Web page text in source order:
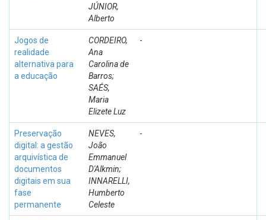
JÚNIOR,
Alberto
Jogos de
realidade
alternativa para
a educação
CORDEIRO,
Ana
Carolina de
Barros;
SAÉS,
Maria
Elizete Luz
-
Preservação
digital: a gestão
arquivística de
documentos
digitais em sua
fase
permanente
NEVES,
João
Emmanuel
D'Alkmin;
INNARELLI,
Humberto
Celeste
-